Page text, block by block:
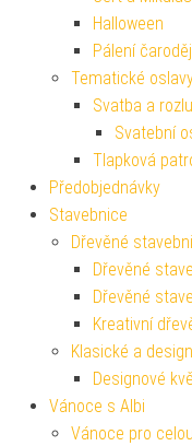
Halloween
Pálení
Tematické
Svatba a
Svatební
Tlapková
Předobjednávky
Stavebnice
Dřevěné
Dřevěné
Dřevěné
Kreativní
Klasické a
Designové
Vánoce s Albi
Vánoce pro